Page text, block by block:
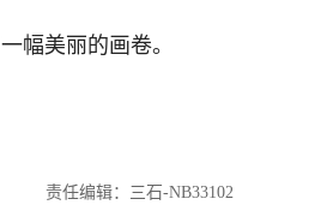
幅美丽的画卷。
责任编辑：三石-NB33102